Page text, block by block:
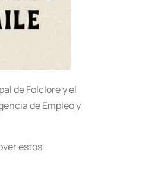
de Folclore y el
de Empleo y
estos